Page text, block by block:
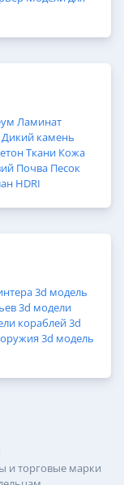
Ламинат
Дикий камень
Ткани Кожа
Почва Песок
HDRI
3d модель
3d модели
кораблей3d
3d модель
и торговые марки